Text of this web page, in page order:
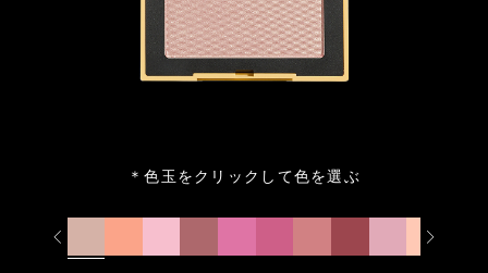
＊色玉をクリックして色を選ぶ